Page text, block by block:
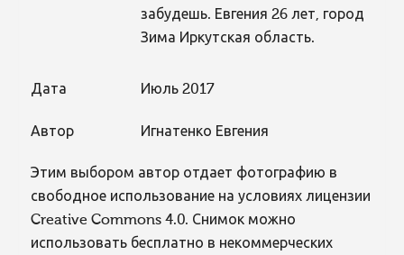
забудешь. Евгения 26 лет, город
Зима Иркутская область.
Дата Июль 2017
Автор Игнатенко Евгения
Этим выбором автор отдает фотографию в
свободное использование на условиях лицензии
Creative Commons 4.0. Снимок можно
использовать бесплатно в некоммерческих